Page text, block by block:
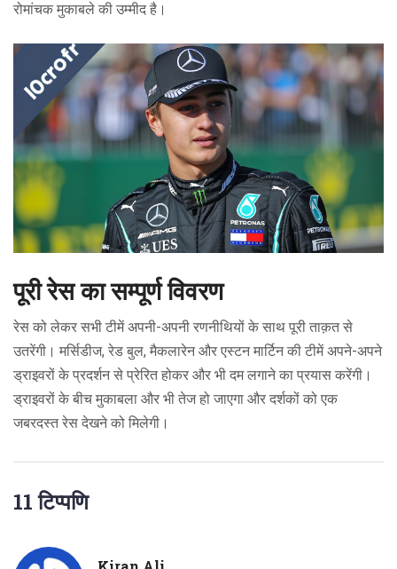
रोमांचक मुकाबले की उम्मीद है।
पूरी रेस का सम्पूर्ण विवरण
रेस को लेकर सभी टीमें अपनी-अपनी रणनीथियों के साथ पूरी ताक़त से
उतरेंगी। मर्सिडीज, रेड बुल, मैकलारेन और एस्टन मार्टिन की टीमें अपने-अपने
ड्राइवरों के प्रदर्शन से प्रेरित होकर और भी दम लगाने का प्रयास करेंगी।
ड्राइवरों के बीच मुकाबला और भी तेज हो जाएगा और दर्शकों को एक
जबरदस्त रेस देखने को मिलेगी।
11 टिप्पणि